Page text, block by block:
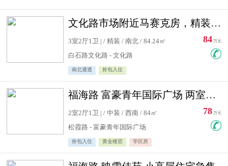
文化路市场附近马赛克房，精装修三居室，南北通透，实用面积大
3室2厅1卫 | / 精装 / 南北 / 84.24㎡
白石路文化路 - 文化路
南北通透 拎包入住
84 万元
福海路 富豪青年国际广场 两室住宅急售
2室2厅1卫 | / 中装 / 西南 / 84㎡
松霞路 - 富豪青年国际广场
拎包入住 黄金楼层 学区房
78 万元